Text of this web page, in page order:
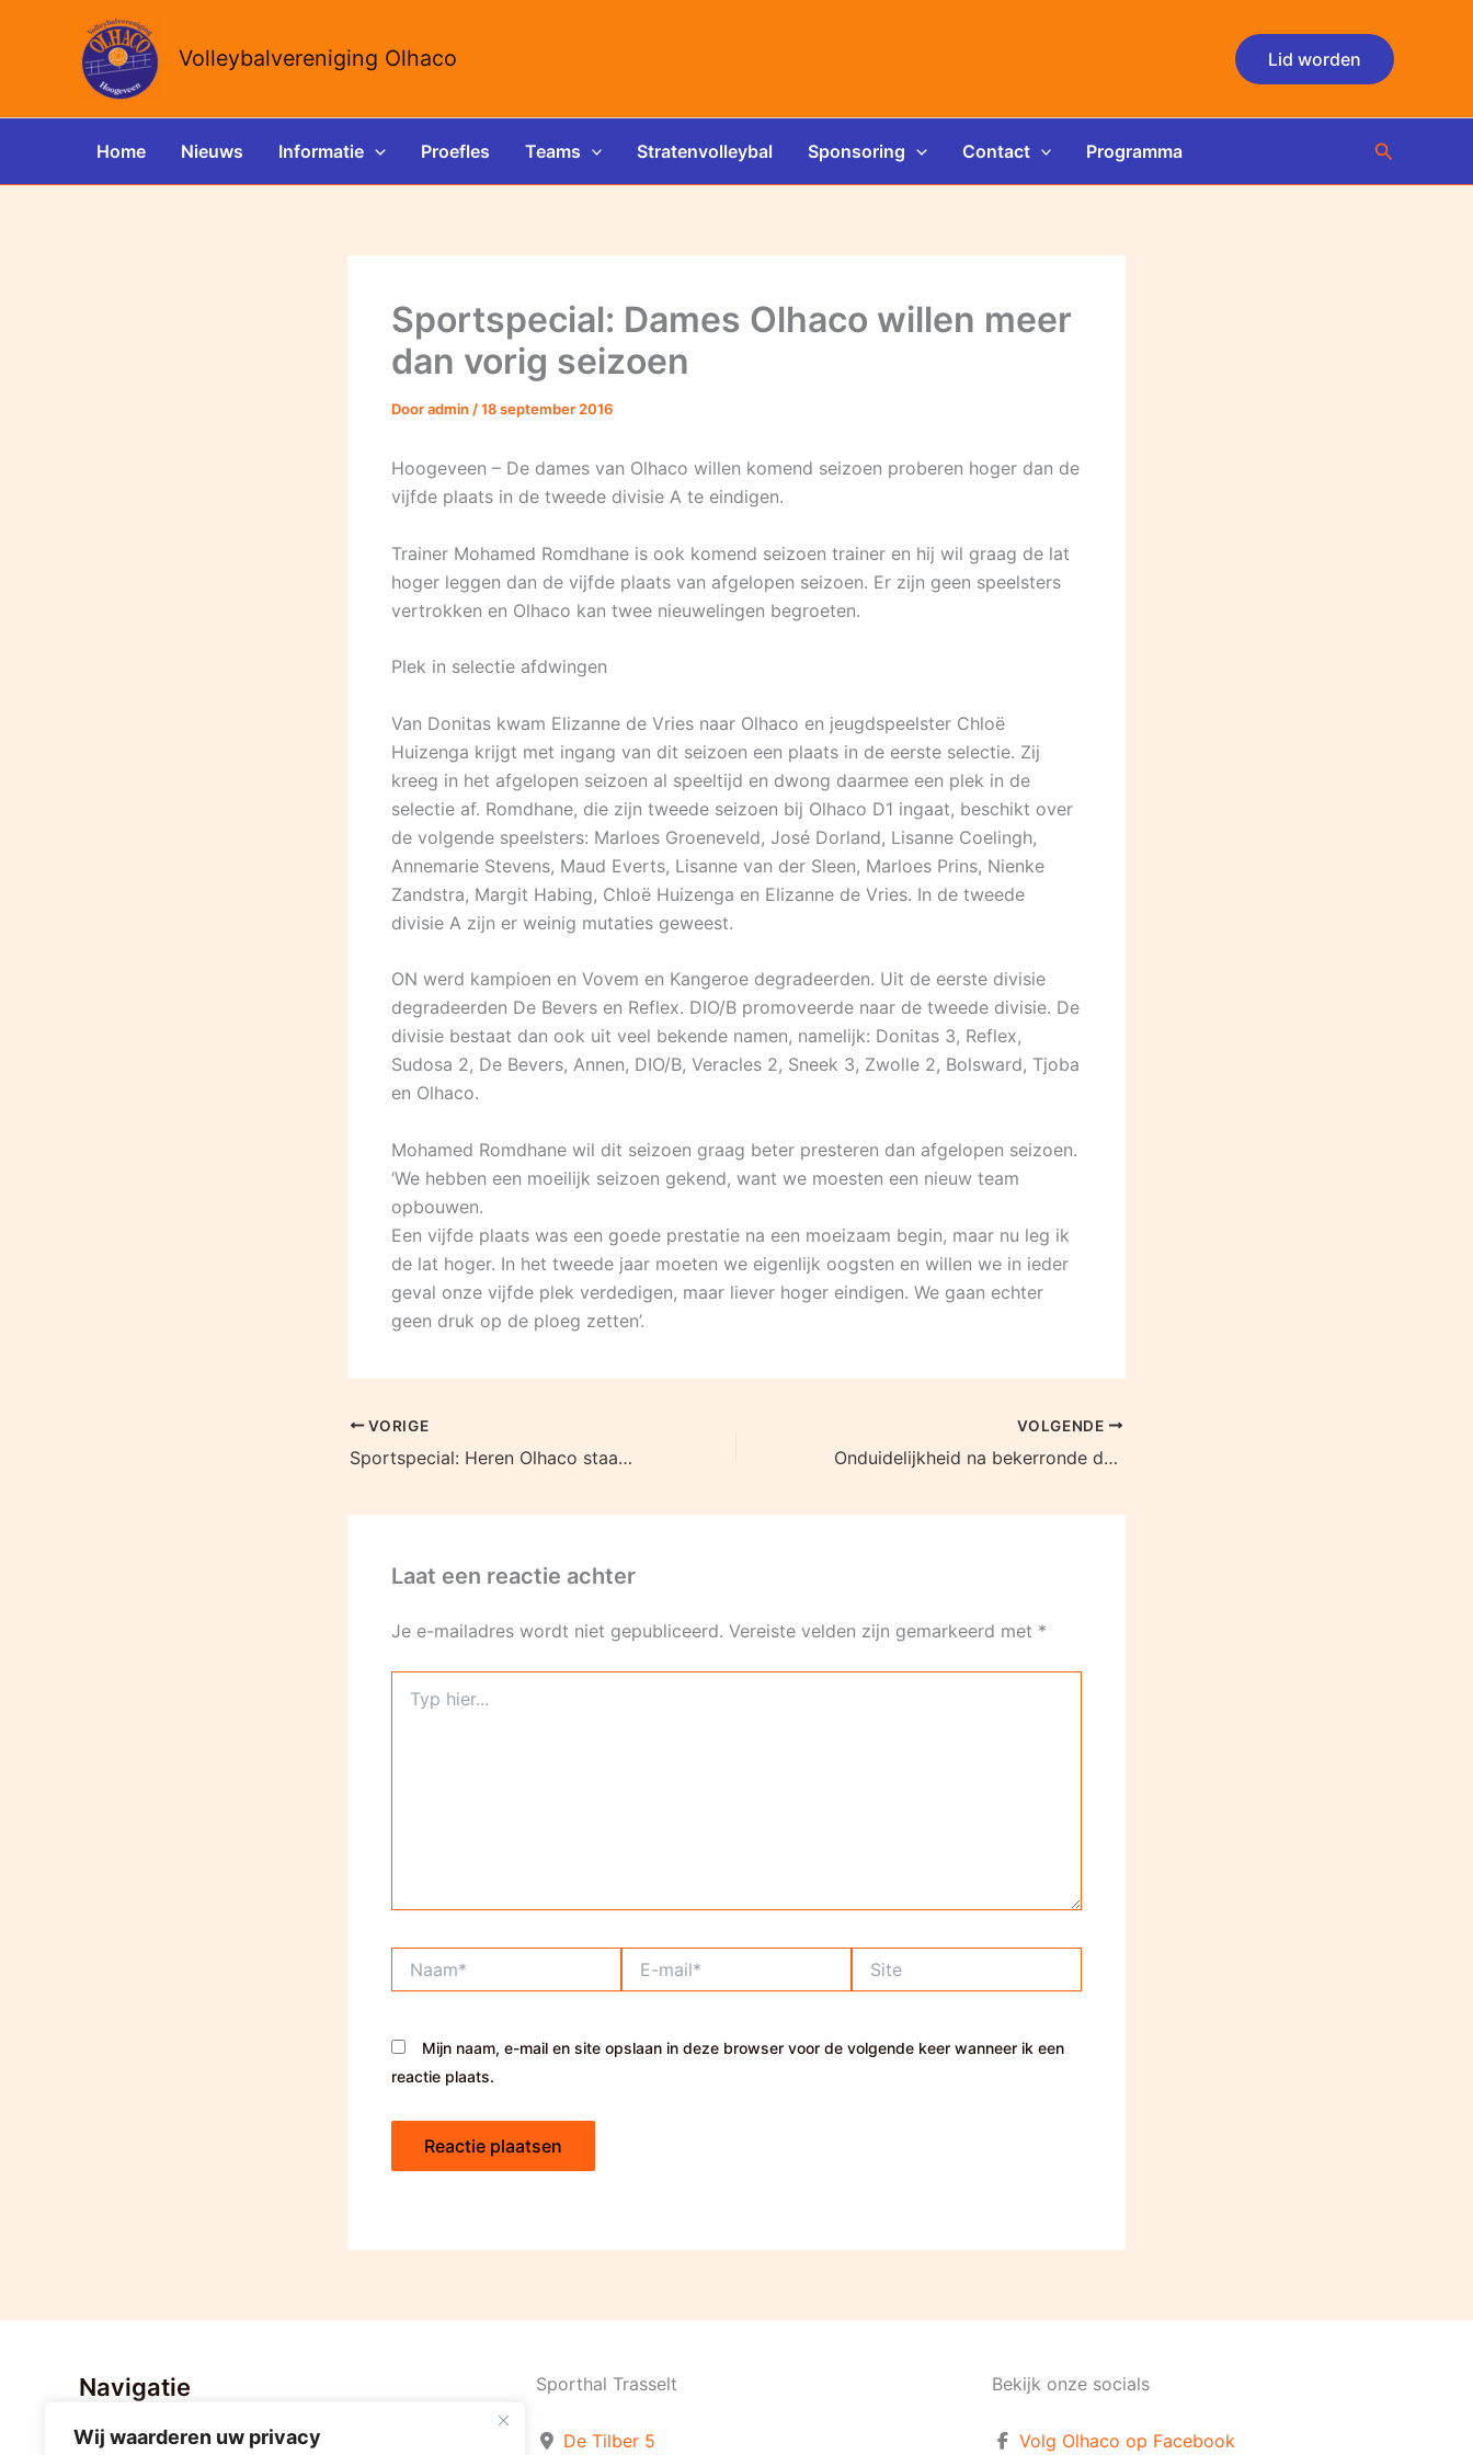
Wij waarderen uw privacy
Volleybalvereniging Olhaco Lid worden
Home Nieuws Informatie Proefles Teams Stratenvolleybal Sponsoring Contact Programma Zoeken
Sportspecial: Dames Olhaco willen meer
dan vorig seizoen
Dooradmin /18 september 2016
Hoogeveen – De dames van Olhaco willen komend seizoen proberen hoger dan de
vijfde plaats in de tweede divisie A te eindigen.
Trainer Mohamed Romdhane is ook komend seizoen trainer en hij wil graag de lat
hoger leggen dan de vijfde plaats van afgelopen seizoen. Er zijn geen speelsters
vertrokken en Olhaco kan twee nieuwelingen begroeten.
Plek in selectie afdwingen
Van Donitas kwam Elizanne de Vries naar Olhaco en jeugdspeelster Chloë
Huizenga krijgt met ingang van dit seizoen een plaats in de eerste selectie. Zij
kreeg in het afgelopen seizoen al speeltijd en dwong daarmee een plek in de
selectie af. Romdhane, die zijn tweede seizoen bij Olhaco D1 ingaat, beschikt over
de volgende speelsters: Marloes Groeneveld, José Dorland, Lisanne Coelingh,
Annemarie Stevens, Maud Everts, Lisanne van der Sleen, Marloes Prins, Nienke
Zandstra, Margit Habing, Chloë Huizenga en Elizanne de Vries. In de tweede
divisie A zijn er weinig mutaties geweest.
ON werd kampioen en Vovem en Kangeroe degradeerden. Uit de eerste divisie
degradeerden De Bevers en Reflex. DIO/B promoveerde naar de tweede divisie. De
divisie bestaat dan ook uit veel bekende namen, namelijk: Donitas 3, Reflex,
Sudosa 2, De Bevers, Annen, DIO/B, Veracles 2, Sneek 3, Zwolle 2, Bolsward, Tjoba
en Olhaco.
Mohamed Romdhane wil dit seizoen graag beter presteren dan afgelopen seizoen.
‘We hebben een moeilijk seizoen gekend, want we moesten een nieuw team
opbouwen.
Een vijfde plaats was een goede prestatie na een moeizaam begin, maar nu leg ik
de lat hoger. In het tweede jaar moeten we eigenlijk oogsten en willen we in ieder
geval onze vijfde plek verdedigen, maar liever hoger eindigen. We gaan echter
geen druk op de ploeg zetten’.
VORIGE
Sportspecial: Heren Olhaco staan voor uitdaging in Topdivisie
VOLGENDE
Onduidelijkheid na bekerronde dames Olhaco
Laat een reactie achter
Je e-mailadres wordt niet gepubliceerd. Vereiste velden zijn gemarkeerd met *
hier...
mail*
Mijn naam, e-mail en site opslaan in deze browser voor de volgende keer wanneer ik een
reactie plaats.
Navigatie
Home
Sporthal Trasselt
De Tilber 5
Bekijk onze socials
Volg Olhaco op Facebook